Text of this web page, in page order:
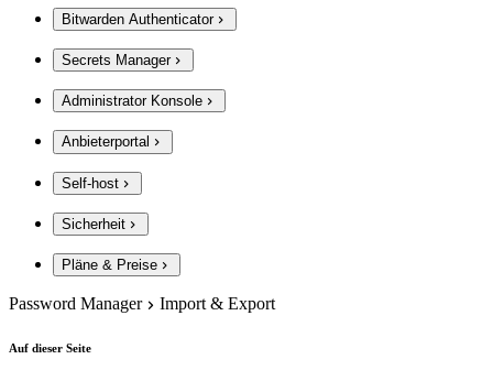
Bitwarden Authenticator
Secrets Manager
Administrator Konsole
Anbieterportal
Self-host
Sicherheit
Pläne & Preise
Password Manager Import & Export
Auf dieser Seite